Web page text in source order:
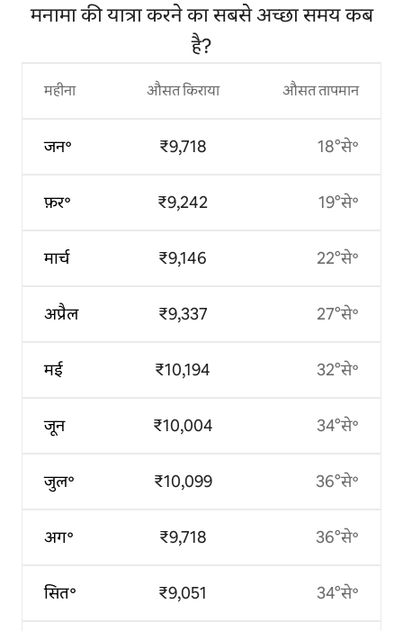
मनामा की यात्रा करने का सबसे अच्छा समय कब
है?
महीना
जन॰
फ़र॰
मार्च
अप्रैल
मई
जून
जुल॰
अग॰
सित॰
औसत किराया
₹9,718
₹9,242
₹9,146
₹9,337
₹10,194
₹10,004
₹10,099
₹9,718
₹9,051
औसत तापमान
18°से॰
19°से॰
22°से॰
27°से॰
32°से॰
34°से॰
36°से॰
36°से॰
34°से॰